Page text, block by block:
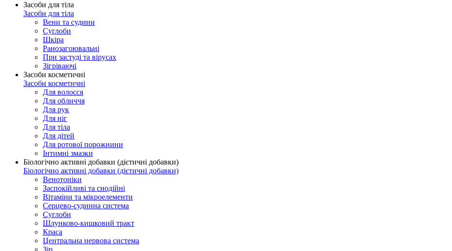
Засоби для тіла
Засоби для тіла
Вени та судини
Суглоби
Шкіра
Ранозагоювальні
При застуді та вірусах
Зігріваючі
Засоби косметичні
Засоби косметичні
Для волосся
Для обличчя
Для рук
Для ніг
Для тіла
Для дітей
Для ротової порожнини
Інтимні змазки
Біологічно активні добавки (дієтичні добавки)
Біологічно активні добавки (дієтичні добавки)
Венотоніки
Заспокійливі та снодійні
Вітаміни та мікроелементи
Серцево-судинна система
Суглоби
Шлунково-кишковий тракт
Краса
Центральна нервова система